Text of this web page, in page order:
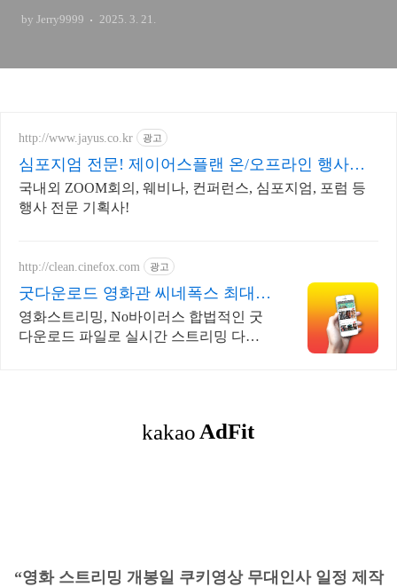
연진 줄거리 평점 예고편
by Jerry9999 2025. 3. 21.
http://www.jayus.co.kr 광고
심포지엄 전문! 제이어스플랜 온/오프라인 행사기
획 대행!
국내외 ZOOM회의, 웨비나, 컨퍼런스, 심포지엄, 포럼 등
행사 전문 기획사!
http://clean.cinefox.com 광고
굿다운로드 영화관 씨네폭스 최대3
만원+10%추가적립
영화스트리밍, No바이러스 합법적인 굿
다운로드 파일로 실시간 스트리밍 다운
“영화 스트리밍 개봉일 쿠키영상 무대인사 일정 제작